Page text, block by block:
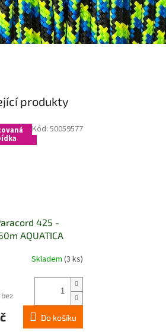
produkty
425 -
AQUATICA
Skladem (3 ks)
Do košíku
Kód: 50059577